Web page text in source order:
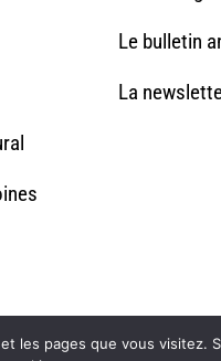
Le bulletin
La
les pages que vous visitez.